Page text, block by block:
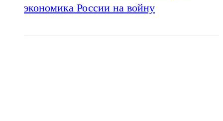
экономика России на войну